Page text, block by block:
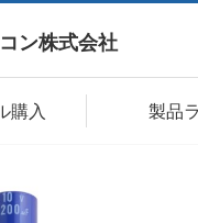
ン株式会社
購入 製品